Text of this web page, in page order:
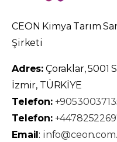
CEON Kimya Tarım
Şirketi
Adres: Çoraklar, 5001
İzmir, TÜRKİYE
Telefon:
Telefon:
Email: